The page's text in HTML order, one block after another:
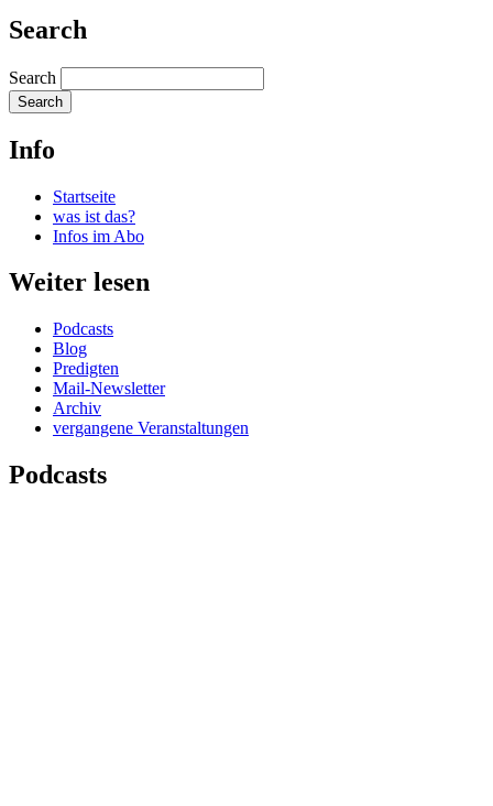
Search
Search
Info
Startseite
was ist das?
Infos im Abo
Weiter lesen
Podcasts
Blog
Predigten
Mail-Newsletter
Archiv
vergangene Veranstaltungen
Podcasts